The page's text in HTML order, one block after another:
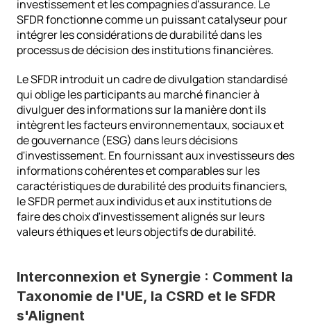
investissement et les compagnies d'assurance. Le
SFDR fonctionne comme un puissant catalyseur pour
intégrer les considérations de durabilité dans les
processus de décision des institutions financières.
Le SFDR introduit un cadre de divulgation standardisé
qui oblige les participants au marché financier à
divulguer des informations sur la manière dont ils
intègrent les facteurs environnementaux, sociaux et
de gouvernance (ESG) dans leurs décisions
d'investissement. En fournissant aux investisseurs des
informations cohérentes et comparables sur les
caractéristiques de durabilité des produits financiers,
le SFDR permet aux individus et aux institutions de
faire des choix d'investissement alignés sur leurs
valeurs éthiques et leurs objectifs de durabilité.
Interconnexion et Synergie : Comment la
Taxonomie de l'UE, la CSRD et le SFDR
s'Alignent